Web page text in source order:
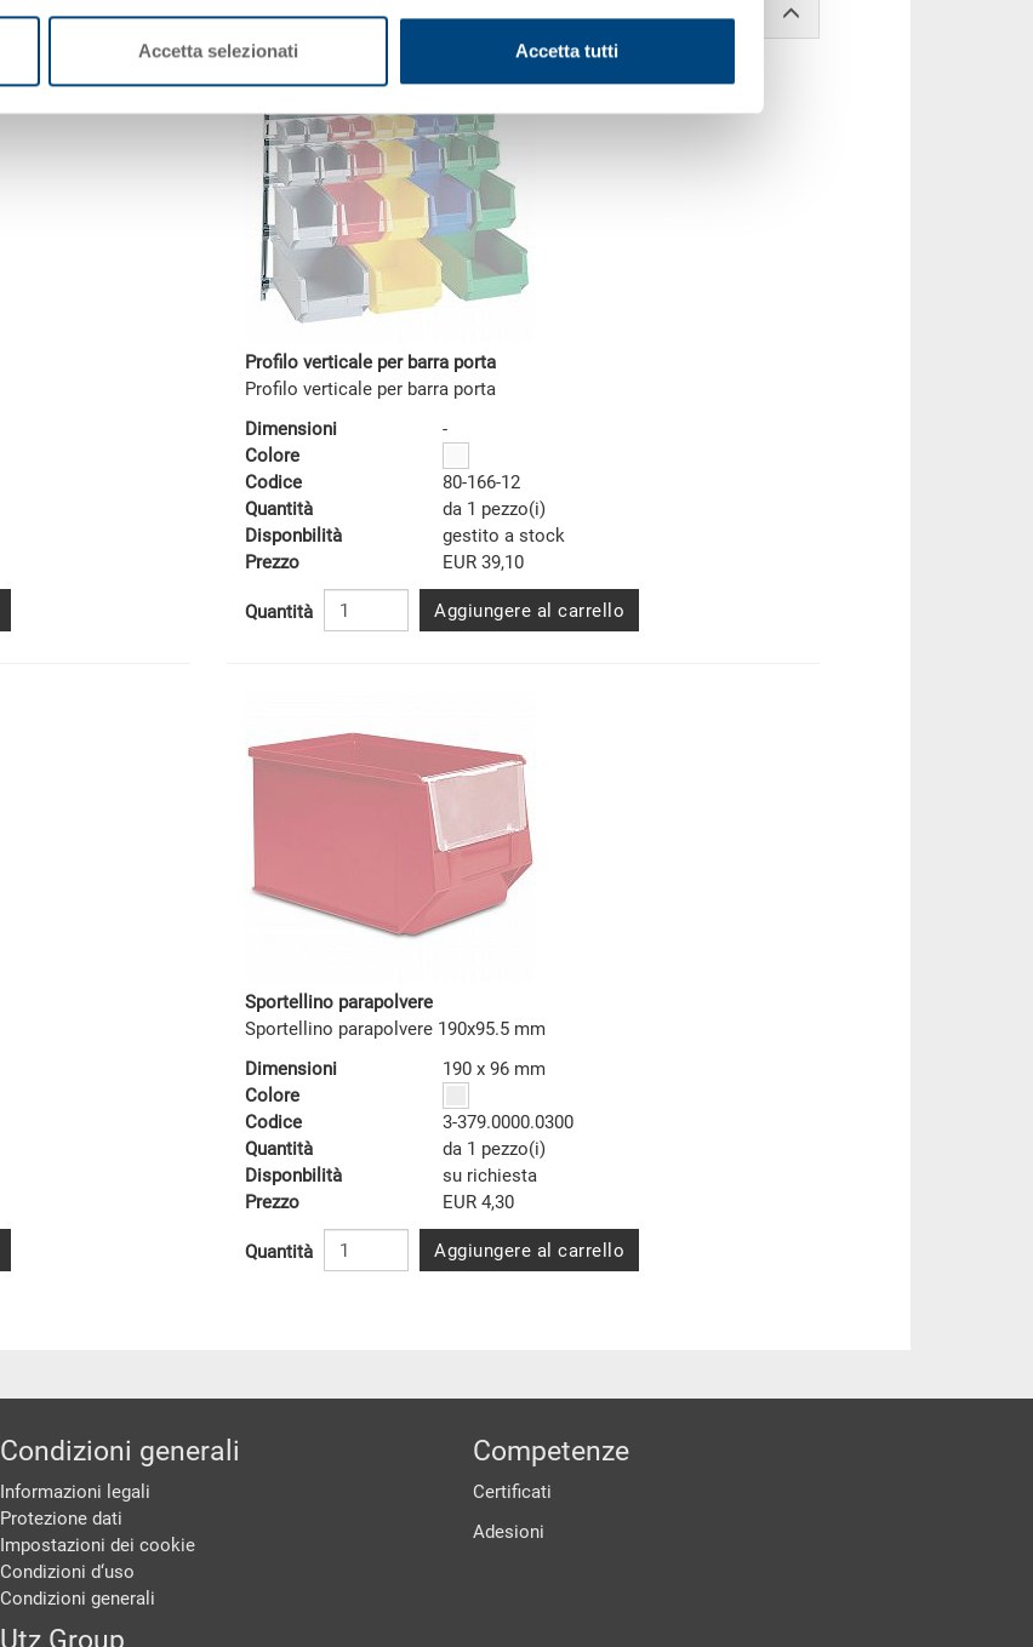
Accetta selezionati Accetta tutti
Profilo verticale per barra porta
Profilo verticale per barra porta
Dimensioni
-
Colore
Codice
80-166-12
Quantità
da 1 pezzo(i)
Disponbilità
gestito a stock
Prezzo
EUR 39,10
Quantità Aggiungere al carrello
Sportellino parapolvere
Sportellino parapolvere 190x95.5 mm
Dimensioni
190 x 96 mm
Colore
Codice
3-379.0000.0300
Quantità
da 1 pezzo(i)
Disponbilità
su richiesta
Prezzo
EUR 4,30
Quantità Aggiungere al carrello
Condizioni generali
Informazioni legali
Protezione dati
Impostazioni dei cookie
Condizioni d‘uso
Condizioni generali
Utz Group
Competenze
Certificati
Adesioni